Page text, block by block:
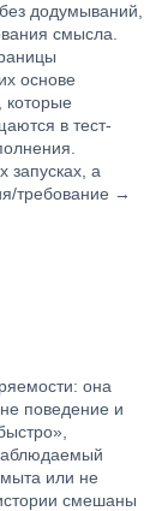
додумываний,
смысла.
основе
которые
в тест-
запусках, а
требование →
она
поведение и
или не
смешаны